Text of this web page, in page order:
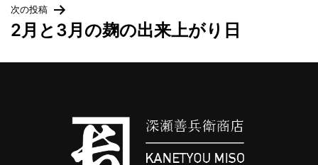
ナ
ビ
次の投稿
2月と3月の麹の出来上がり日